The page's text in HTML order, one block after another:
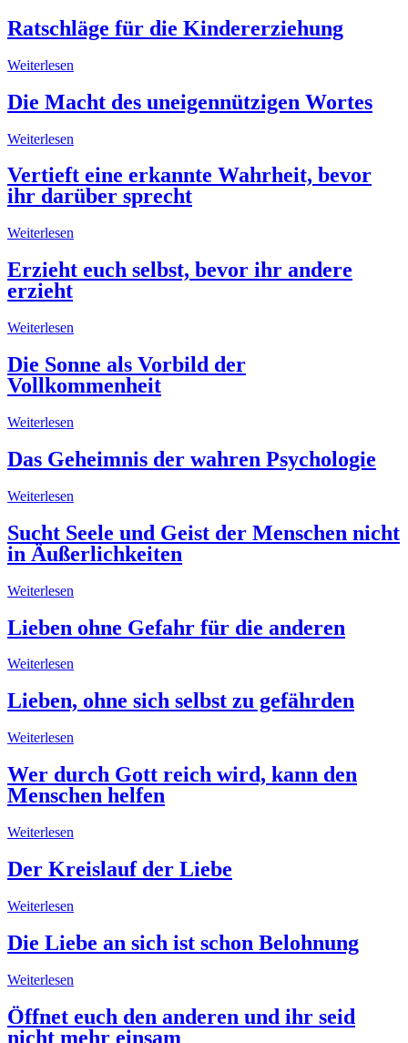
Ratschläge für die Kindererziehung
Weiterlesen
Die Macht des uneigennützigen Wortes
Weiterlesen
Vertieft eine erkannte Wahrheit, bevor
ihr darüber sprecht
Weiterlesen
Erzieht euch selbst, bevor ihr andere
erzieht
Weiterlesen
Die Sonne als Vorbild der
Vollkommenheit
Weiterlesen
Das Geheimnis der wahren Psychologie
Weiterlesen
Sucht Seele und Geist der Menschen nicht
in Äußerlichkeiten
Weiterlesen
Lieben ohne Gefahr für die anderen
Weiterlesen
Lieben, ohne sich selbst zu gefährden
Weiterlesen
Wer durch Gott reich wird, kann den
Menschen helfen
Weiterlesen
Der Kreislauf der Liebe
Weiterlesen
Die Liebe an sich ist schon Belohnung
Weiterlesen
Öffnet euch den anderen und ihr seid
nicht mehr einsam